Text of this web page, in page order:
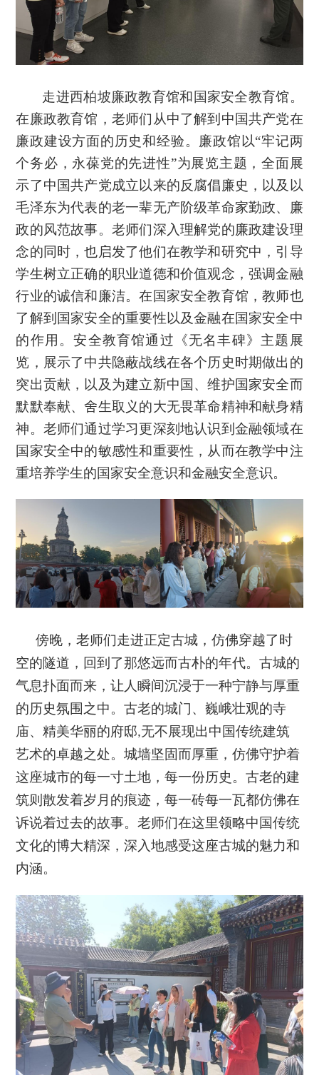
走进西柏坡廉政教育馆和国家安全教育馆。
在廉政教育馆，老师们从中了解到中国共产党在
廉政建设方面的历史和经验。廉政馆以“牢记两
个务必，永葆党的先进性”为展览主题，全面展
示了中国共产党成立以来的反腐倡廉史，以及以
毛泽东为代表的老一辈无产阶级革命家勤政、廉
政的风范故事。老师们深入理解党的廉政建设理
念的同时，也启发了他们在教学和研究中，引导
学生树立正确的职业道德和价值观念，强调金融
行业的诚信和廉洁。在国家安全教育馆，教师也
了解到国家安全的重要性以及金融在国家安全中
的作用。安全教育馆通过《无名丰碑》主题展
览，展示了中共隐蔽战线在各个历史时期做出的
突出贡献，以及为建立新中国、维护国家安全而
默默奉献、舍生取义的大无畏革命精神和献身精
神。老师们通过学习更深刻地认识到金融领域在
国家安全中的敏感性和重要性，从而在教学中注
重培养学生的国家安全意识和金融安全意识。
傍晚，老师们走进正定古城，仿佛穿越了时
空的隧道，回到了那悠远而古朴的年代。古城的
气息扑面而来，让人瞬间沉浸于一种宁静与厚重
的历史氛围之中。古老的城门、巍峨壮观的寺
庙、精美华丽的府邸,无不展现出中国传统建筑
艺术的卓越之处。城墙坚固而厚重，仿佛守护着
这座城市的每一寸土地，每一份历史。古老的建
筑则散发着岁月的痕迹，每一砖每一瓦都仿佛在
诉说着过去的故事。老师们在这里领略中国传统
文化的博大精深，深入地感受这座古城的魅力和
内涵。